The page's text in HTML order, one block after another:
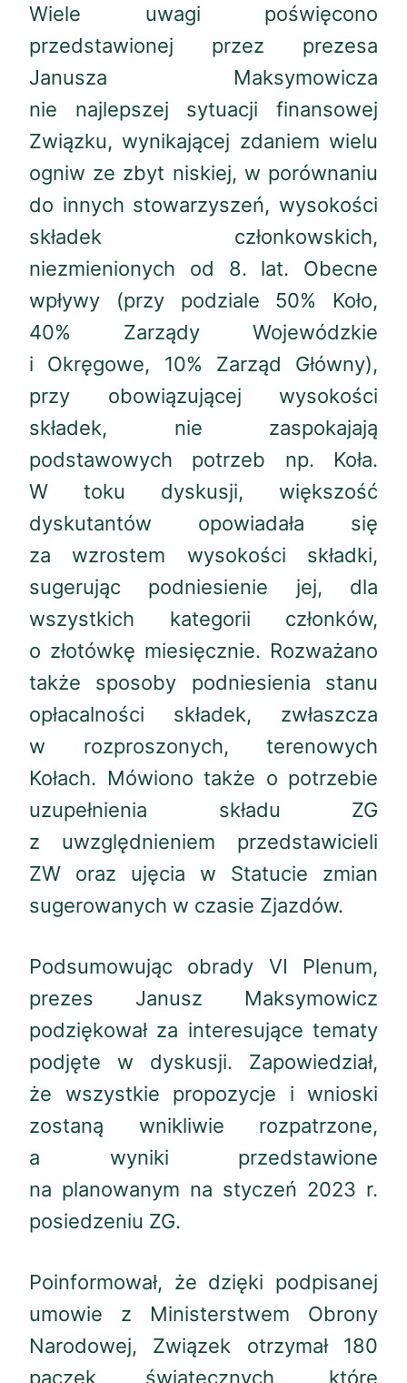
Wiele uwagi poświęcono
przedstawionej przez prezesa
Janusza Maksymowicza
nie najlepszej sytuacji finansowej
Związku, wynikającej zdaniem wielu
ogniw ze zbyt niskiej, w porównaniu
do innych stowarzyszeń, wysokości
składek członkowskich,
niezmienionych od 8. lat. Obecne
wpływy (przy podziale 50% Koło,
40% Zarządy Wojewódzkie
i Okręgowe, 10% Zarząd Główny),
przy obowiązującej wysokości
składek, nie zaspokajają
podstawowych potrzeb np. Koła.
W toku dyskusji, większość
dyskutantów opowiadała się
za wzrostem wysokości składki,
sugerując podniesienie jej, dla
wszystkich kategorii członków,
o złotówkę miesięcznie. Rozważano
także sposoby podniesienia stanu
opłacalności składek, zwłaszcza
w rozproszonych, terenowych
Kołach. Mówiono także o potrzebie
uzupełnienia składu ZG
z uwzględnieniem przedstawicieli
ZW oraz ujęcia w Statucie zmian
sugerowanych w czasie Zjazdów.
Podsumowując obrady VI Plenum,
prezes Janusz Maksymowicz
podziękował za interesujące tematy
podjęte w dyskusji. Zapowiedział,
że wszystkie propozycje i wnioski
zostaną wnikliwie rozpatrzone,
a wyniki przedstawione
na planowanym na styczeń 2023 r.
posiedzeniu ZG.
Poinformował, że dzięki podpisanej
umowie z Ministerstwem Obrony
Narodowej, Związek otrzymał 180
paczek świątecznych, które